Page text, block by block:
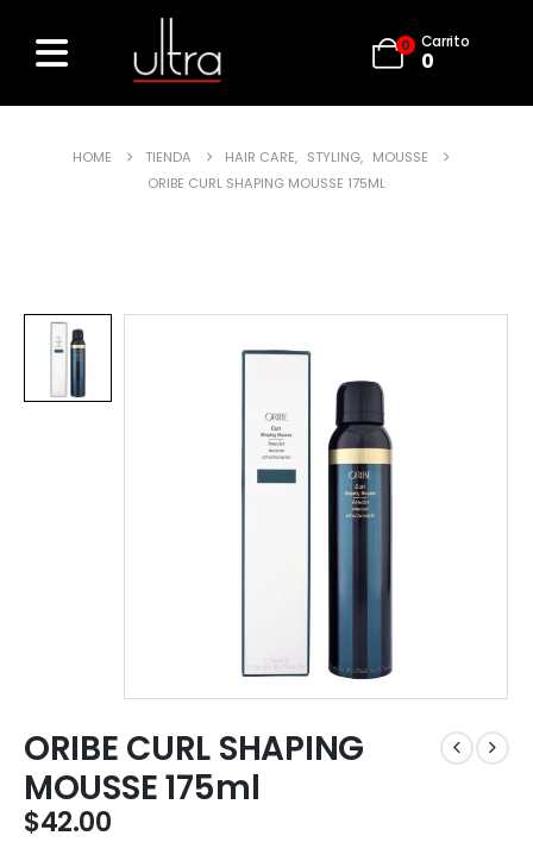
0 Carrito
0
HOME TIENDA HAIR CARE, STYLING, MOUSSE
ORIBE CURL SHAPING MOUSSE 175ML
ORIBE CURL SHAPING
MOUSSE 175ml
$42.00